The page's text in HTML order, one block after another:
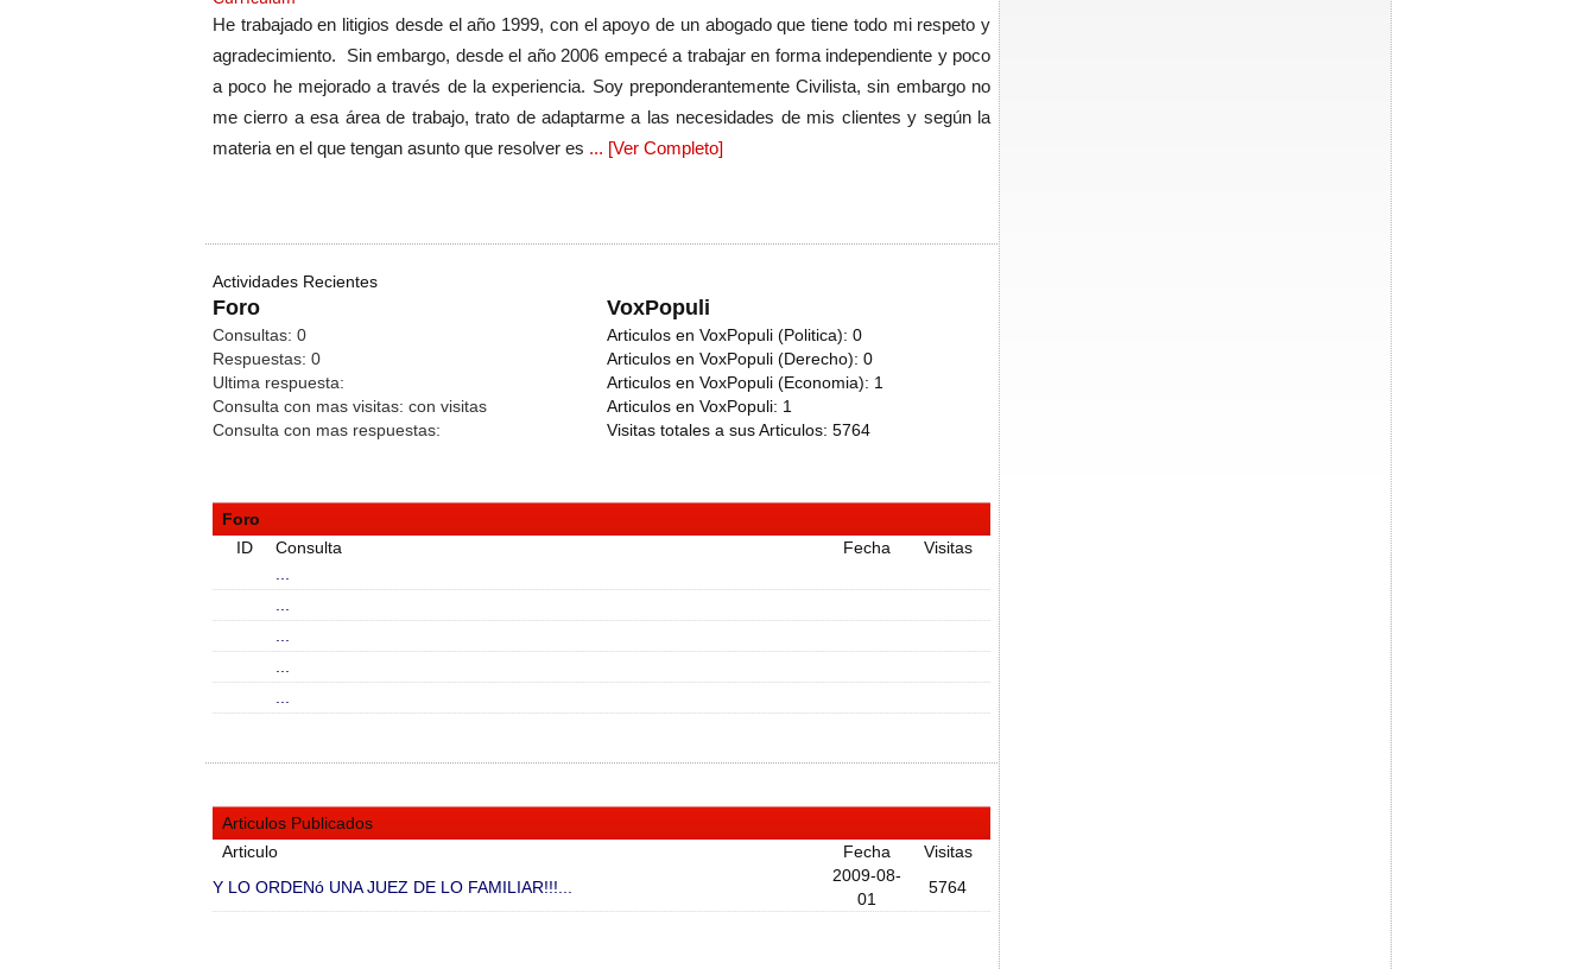
He trabajado en litigios desde el año 1999, con el apoyo de un abogado que tiene todo mi respeto y
agradecimiento. Sin embargo, desde el año 2006 empecé a trabajar en forma independiente y poco
a poco he mejorado a través de la experiencia. Soy preponderantemente Civilista, sin embargo no
me cierro a esa área de trabajo, trato de adaptarme a las necesidades de mis clientes y según la
materia en el que tengan asunto que resolver es ... [Ver Completo]
Actividades Recientes
Foro VoxPopuli
Consultas: 0
Respuestas: 0
Ultima respuesta:
Consulta con mas visitas: con visitas
Consulta con mas respuestas:
Articulos en VoxPopuli (Politica): 0
Articulos en VoxPopuli (Derecho): 0
Articulos en VoxPopuli (Economia): 1
Articulos en VoxPopuli: 1
Visitas totales a sus Articulos: 5764
Foro
ID
Consulta Fecha
Visitas
Articulos Publicados
Articulo
Fecha
Visitas
Y LO ORDENó UNA JUEZ DE LO FAMILIAR!!!...
2009-08-
01
5764